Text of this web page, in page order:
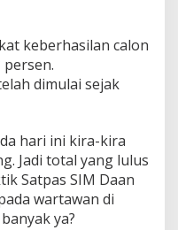
keberhasilan calon
persen.
dimulai sejak
hari ini kira-kira
Jadi total yang lulus
Satpas SIM Daan
wartawan di
ya?